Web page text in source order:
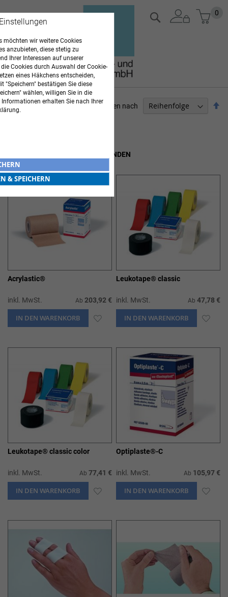
Zum
Inhalt
0
Suche
Sortieren nach
TAPE VERBÄNDE & PFLASTERBINDEN
Acrylastic®
inkl. MwSt. Ab 203,92 €
IN DEN WARENKORB ZUR
HINZUFÜGEN
Leukotape® classic
inkl. MwSt. Ab 47,78 €
IN DEN WARENKORB ZUR
Leukotape® classic color
inkl. MwSt. Ab 77,41 €
IN DEN WARENKORB ZUR
Optiplaste®-C
inkl. MwSt. Ab 105,97 €
IN DEN WARENKORB ZUR
möchten wir weitere Cookies
anzubieten, diese stetig zu
Ihrer Interessen auf unserer
Cookies durch Auswahl der Cookie-
eines Häkchens entscheiden,
"Speichern" bestätigen Sie diese
wählen, willigen Sie in die
erhalten Sie nach Ihrer
& SPEICHERN